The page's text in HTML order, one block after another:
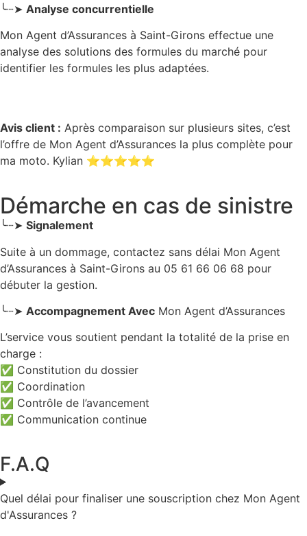
╰┈➤ Analyse concurrentielle
Mon Agent d’Assurances à Saint-Girons effectue une
analyse des solutions des formules du marché pour
identifier les formules les plus adaptées.
Avis client : Après comparaison sur plusieurs sites, c’est
l’offre de Mon Agent d’Assurances la plus complète pour
ma moto. Kylian ⭐⭐⭐⭐⭐
Démarche en cas de sinistre
╰┈➤ Signalement
Suite à un dommage, contactez sans délai Mon Agent
d’Assurances à Saint-Girons au 05 61 66 06 68 pour
débuter la gestion.
╰┈➤ Accompagnement Avec Mon Agent d’Assurances
L’service vous soutient pendant la totalité de la prise en
charge :
✅ Constitution du dossier
✅ Coordination
✅ Contrôle de l’avancement
✅ Communication continue
F.A.Q
Quel délai pour finaliser une souscription chez Mon Agent
d'Assurances ?